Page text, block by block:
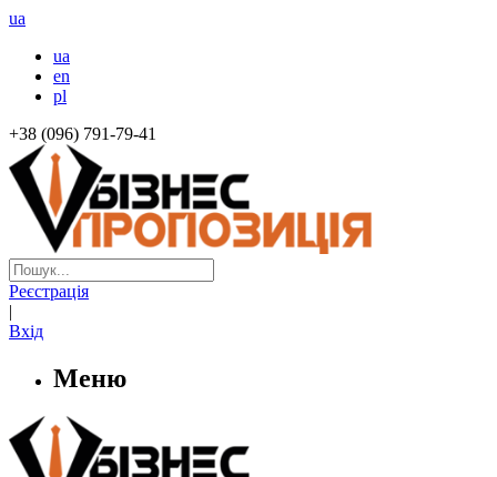
ua
ua
en
pl
+38 (096) 791-79-41
Реєстрація
|
Вхід
Меню